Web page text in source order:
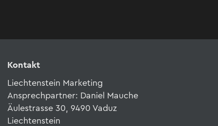
Kontakt
Liechtenstein Marketing
Ansprechpartner: Daniel Mauche
Äulestrasse 30, 9490 Vaduz
Liechtenstein